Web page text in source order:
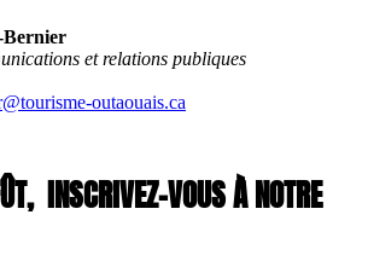
Bernier
et relations publiques
outaouais.ca
INSCRIVEZ-VOUS À NOTRE